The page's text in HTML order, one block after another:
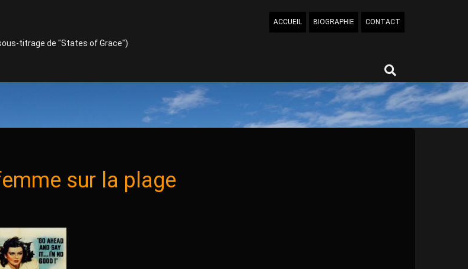
ACCUEIL BIOGRAPHIE CONTACT
titrage de "States of Grace")
sur la plage